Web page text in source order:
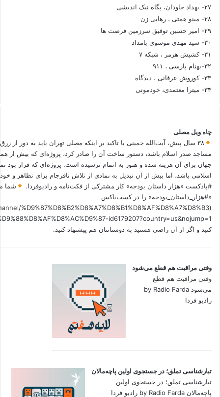
۲۷- بهداد جاودان، پگاه نیک اندیشی
۲۸- مینو همتی ، رهایی زن
۲۹- امیر حسین توفیق سرزمین فرصت ها
۳۰- سید مهدی موسوی بامداد
۳۱- کشیش هرمز ، شبکه ۷
۳۲-بهنام پارسی ، ۹۱۱
۳۳- کوروش عرفانی ، دیدگاه
۳۴- میترا معتمدی، خودمونی
چاه ویل مصلی
۳۸ سال پیش، آیت‌الله خمینی با تاکید بر اینکه مصلی تهران باید به دور از
مساجد صدر اسلام باشد، دستور ساخت آن را صادر کرد، پروژه‌ای که بیش از
جهان برای آن هزینه شده و هنوز به اتمام نرسیده است. پروژه‌ای که قرار بود
اسلامی باشد، اما بیش از آن تبدیل به نمادی از تلاش نافرجام برای تظاهر و
#پادکست «هزار داستان بودجه» کار مشترکی از فکت‌نامه و رادیوفردا.
شما
«#هزار_داستان_بودجه» را در کست‌باکس
%D9%87%D8%B2%D8%A7%D8%B1%D8%AF%D8%A7%D8%B3
کنید و اگر از آن راضی هستید به دوستانتان هم پیشنهاد کنید.
وقتی مراقبت هم قطع می‌شود
وقتی مراقبت هم قطع
می‌شود by Radio Farda
رادیو فردا
تبارشناسی تملق؛ در جستجوی اولین‌ پاچه‌مالان
تبارشناسی تملق؛ در جستجوی اولین‌
پاچه‌مالان by Radio Farda رادیو فردا